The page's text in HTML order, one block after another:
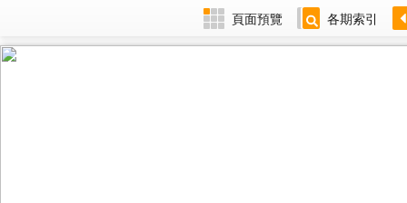
頁面預覽 各期索引